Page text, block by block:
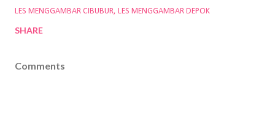
LES MENGGAMBAR CIBUBUR LES MENGGAMBAR DEPOK
SHARE
Comments